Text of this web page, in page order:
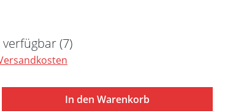
(7)
Gib den gewünschten Wert ein
In den Warenkorb